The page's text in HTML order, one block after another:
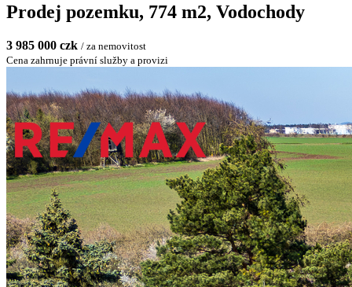
Prodej pozemku, 774 m2, Vodochody
3 985 000 czk / za nemovitost
Cena zahrnuje právní služby a provizi